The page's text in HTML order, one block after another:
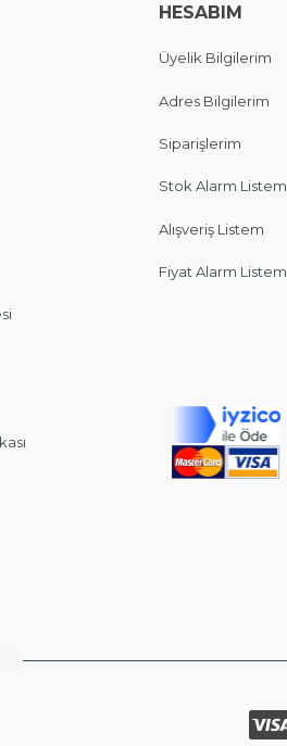
HESABIM
Üyelik Bilgilerim
Adres Bilgilerim
Siparişlerim
Stok Alarm Listem
Alışveriş Listem
Fiyat Alarm Listem